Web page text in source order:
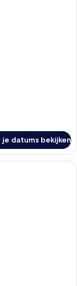
je datums bekijken